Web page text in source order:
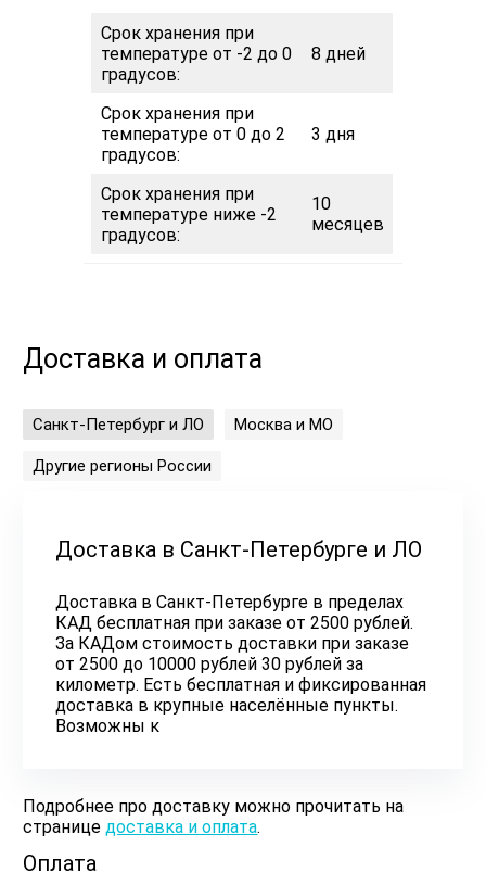
Срок хранения при
температуре от -2 до 0
градусов:
8 дней
Срок хранения при
температуре от 0 до 2
градусов:
3 дня
Срок хранения при
температуре ниже -2
градусов:
10
месяцев
Доставка и оплата
Санкт-Петербург и ЛО Москва и МО
Другие регионы России
Доставка в Санкт-Петербурге и ЛО
Доставка в Санкт-Петербурге в пределах
КАД бесплатная при заказе от 2500 рублей.
За КАДом стоимость доставки при заказе
от 2500 до 10000 рублей 30 рублей за
километр. Есть бесплатная и фиксированная
доставка в крупные населённые пункты.
Возможны к
Подробнее про доставку можно прочитать на
страницедоставка и оплата.
Оплата